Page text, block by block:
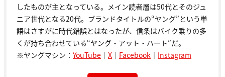
したものが主となっている。メイン読者層は50代とそのジュ
ニア世代となる20代。ブランドタイトルの“ヤング”という単
語はさすがに時代錯誤とはなったが、信条はバイク乗りの多
くが持ち合わせている“ヤング・アット・ハート”だ。
※ヤングマシン： YouTube ｜ X ｜ Facebook ｜ Instagram